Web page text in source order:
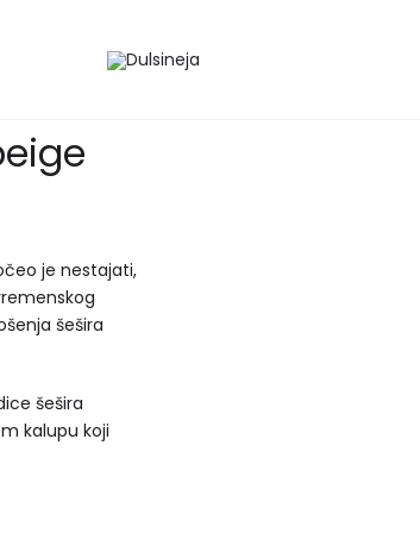
je nestajati,
šešira
šešira
kalupu koji